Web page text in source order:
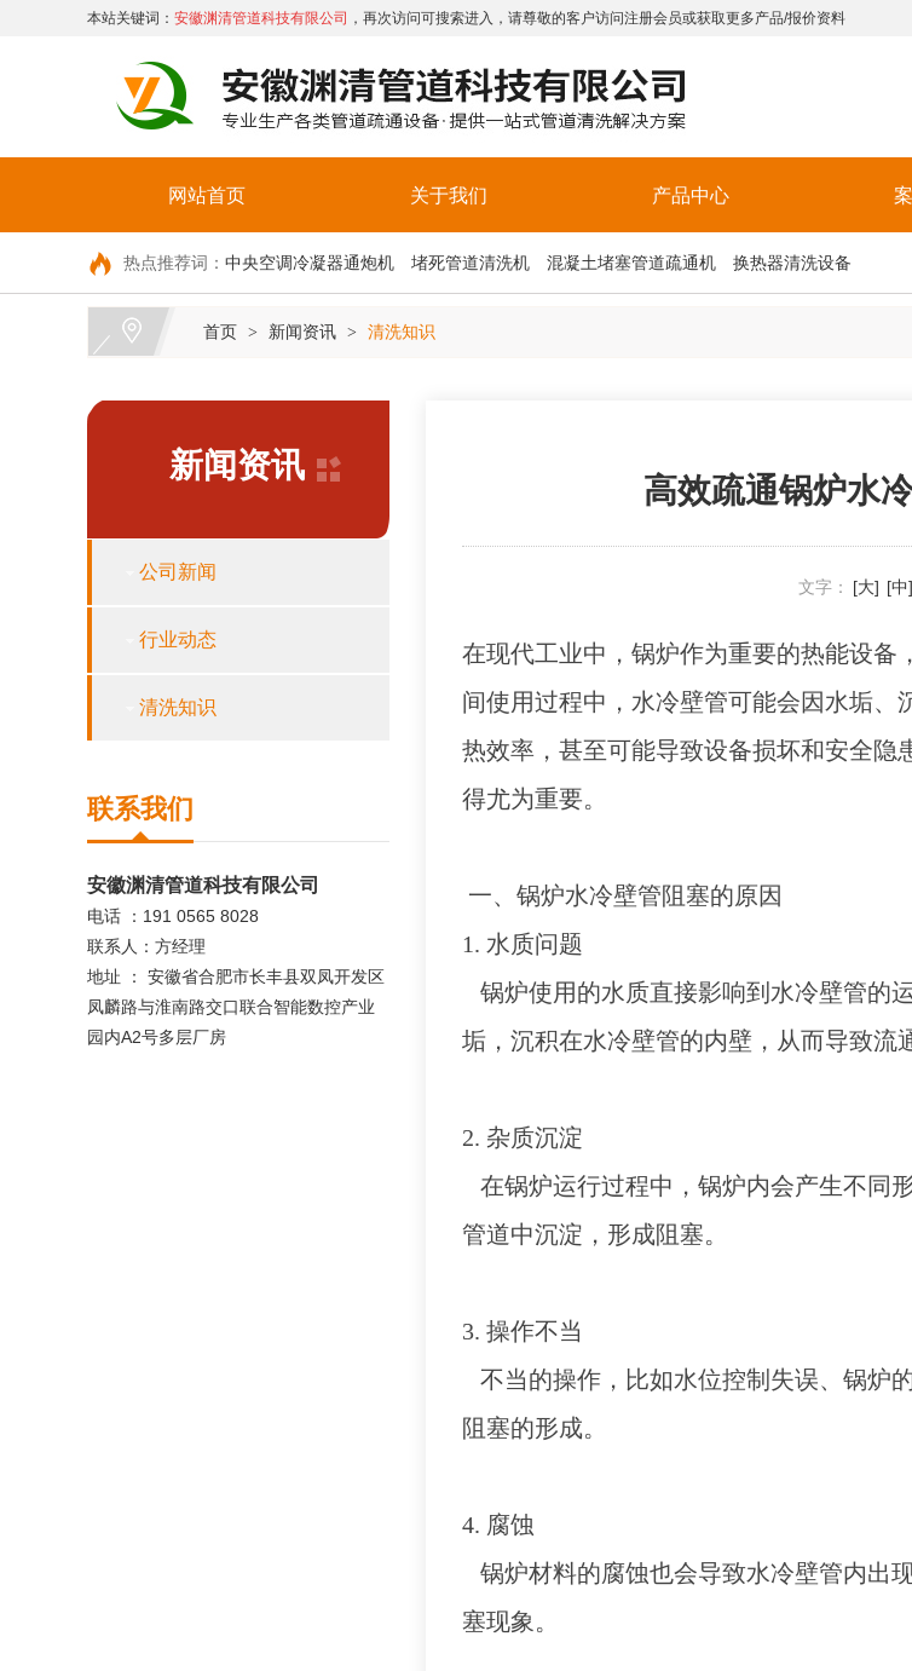
本站关键词： 安徽渊清管道科技有限公司 ，再次访问可搜索进入，请尊敬的客户访问注册会员或获取更多产品/报价资料
网站首页 关于我们 产品中心
热点推荐词： 中央空调冷凝器通炮机 堵死管道清洗机 混凝土堵塞管道疏通机 换热器清洗设备
首页 > 新闻资讯 > 清洗知识
新闻资讯
公司新闻
行业动态
清洗知识
联系我们
安徽渊清管道科技有限公司
电话 ：191 0565 8028
联系人：方经理
地址 ： 安徽省合肥市长丰县双凤开发区
凤麟路与淮南路交口联合智能数控产业
园内A2号多层厂房
高效疏通锅炉水
文字： [大] [中]
在现代工业中，锅炉作为重要的热能设
间使用过程中，水冷壁管可能会因水垢
热效率，甚至可能导致设备损坏和安全隐
得尤为重要。
一、锅炉水冷壁管阻塞的原因
1. 水质问题
锅炉使用的水质直接影响到水冷壁管的
垢，沉积在水冷壁管的内壁，从而导致流
2. 杂质沉淀
在锅炉运行过程中，锅炉内会产生不同
管道中沉淀，形成阻塞。
3. 操作不当
不当的操作，比如水位控制失误、锅炉
阻塞的形成。
4. 腐蚀
锅炉材料的腐蚀也会导致水冷壁管内出
塞现象。